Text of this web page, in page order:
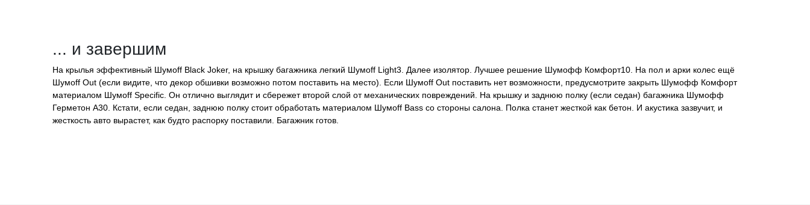
... и завершим
На крылья эффективный Шумоff Black Joker, на крышку багажника легкий Шумоff Light3. Далее изолятор. Лучшее решение Шумофф Комфорт10. На пол и арки колес ещё
Шумоff Out (если видите, что декор обшивки возможно потом поставить на место). Если Шумоff Out поставить нет возможности, предусмотрите закрыть Шумофф Комфорт
материалом Шумоff Specific. Он отлично выглядит и сбережет второй слой от механических повреждений. На крышку и заднюю полку (если седан) багажника Шумофф
Герметон А30. Кстати, если седан, заднюю полку стоит обработать материалом Шумоff Bass со стороны салона. Полка станет жесткой как бетон. И акустика зазвучит, и
жесткость авто вырастет, как будто распорку поставили. Багажник готов.